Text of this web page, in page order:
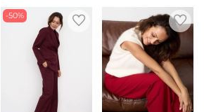
-50%